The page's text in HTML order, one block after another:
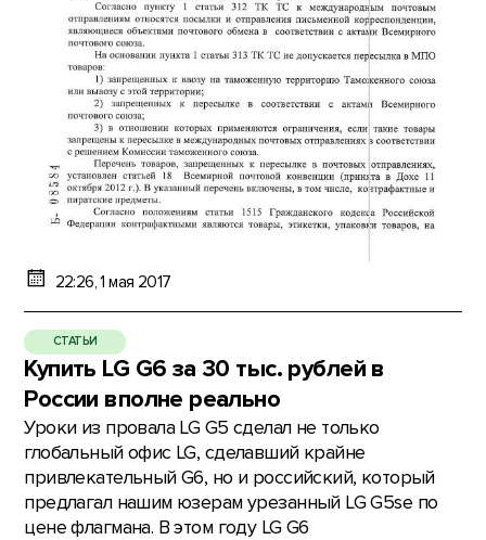
22:26, 1 мая 2017
СТАТЬИ
Купить LG G6 за 30 тыс. рублей в
России вполне реально
Уроки из провала LG G5 сделал не только
глобальный офис LG, сделавший крайне
привлекательный G6, но и российский, который
предлагал нашим юзерам урезанный LG G5se по
цене флагмана. В этом году LG G6